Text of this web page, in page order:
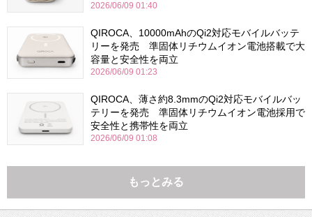
2026/06/09 01:40
QIROCA、10000mAhのQi2対応モバイルバッテ
リーを発売 準固体リチウムイオン電池搭載で大
容量と安全性を両立
2026/06/09 01:23
QIROCA、薄さ約8.3mmのQi2対応モバイルバッ
テリーを発売 準固体リチウムイオン電池採用で
安全性と携帯性を両立
2026/06/09 01:08
もっとみる